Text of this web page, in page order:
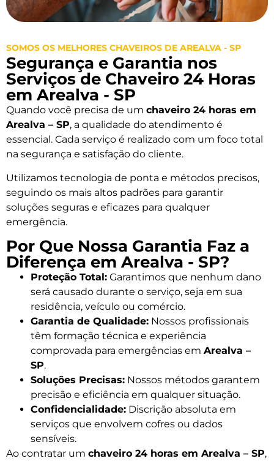
SOMOS OS MELHORES CHAVEIROS DE AREALVA - SP
Segurança e Garantia nos
Serviços de Chaveiro 24 Horas
em Arealva - SP
Quando você precisa de um chaveiro 24 horas em
Arealva – SP, a qualidade do atendimento é
essencial. Cada serviço é realizado com um foco total
na segurança e satisfação do cliente.
Utilizamos tecnologia de ponta e métodos precisos,
seguindo os mais altos padrões para garantir
soluções seguras e eficazes para qualquer
emergência.
Por Que Nossa Garantia Faz a
Diferença em Arealva - SP?
Proteção Total: Garantimos que nenhum dano
será causado durante o serviço, seja em sua
residência, veículo ou comércio.
Garantia de Qualidade: Nossos profissionais
têm formação técnica e experiência
comprovada para emergências em Arealva –
SP.
Soluções Precisas: Nossos métodos garantem
precisão e eficiência em qualquer situação.
Confidencialidade: Discrição absoluta em
serviços que envolvem cofres ou dados
sensíveis.
Ao contratar um chaveiro 24 horas em Arealva – SP,